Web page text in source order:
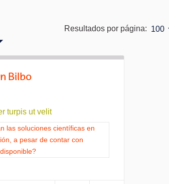
Resultados por página: 100
Bilbo
turpis ut velit
la categoría: ¿Por qué no se aplican las
las soluciones científicas en
a pesar de contar con
el tema: Ciencia